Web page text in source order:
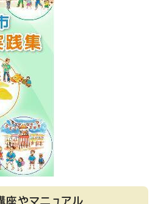
やマニュアル